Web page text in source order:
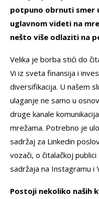
potpuno obrnuti smer
uglavnom videti na
nešto više odlaziti na
Velika je borba stići do
Vi iz sveta finansija i
diversifikacija. U našem
ulaganje ne samo u
druge kanale
mrežama. Potrebno je
sadržaj za Linkedin
vozači, o čitalačkoj
sadržaja na Instagramu i
Postoji nekoliko naših